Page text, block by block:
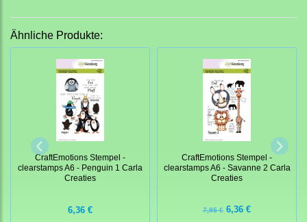
Ähnliche Produkte:
CraftEmotions Stempel -
clearstamps A6 - Penguin 1 Carla
Creaties
6,36 €
CraftEmotions Stempel -
clearstamps A6 - Savanne 2 Carla
Creaties
7,95 € 6,36 €